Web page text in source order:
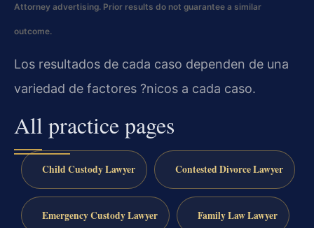
Attorney advertising. Prior results do not guarantee a similar
outcome.
Los resultados de cada caso dependen de una
variedad de factores ?nicos a cada caso.
All practice pages
Child Custody Lawyer Contested Divorce Lawyer
Emergency Custody Lawyer Family Law Lawyer